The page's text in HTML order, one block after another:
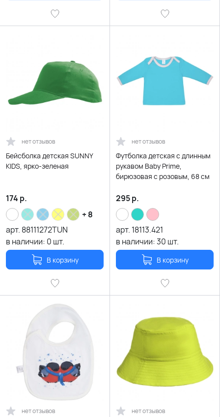
нет отзывов
Бейсболка детская SUNNY
KIDS, ярко-зеленая
174 р.
+ 8
арт. 88111272TUN
в наличии: 0 шт.
В корзину
нет отзывов
Футболка детская с длинным
рукавом Baby Prime,
бирюзовая с розовым, 68 см
295р.
арт. 18113.421
в наличии:30 шт.
В корзину
нет отзывов нет отзывов